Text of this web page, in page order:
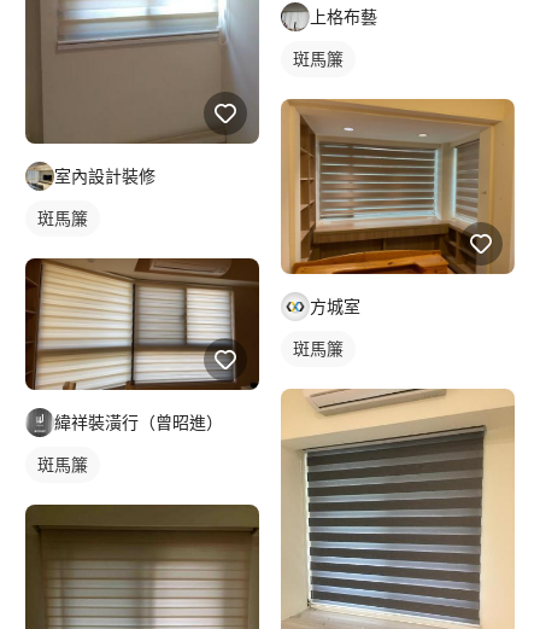
室內設計裝修
斑馬簾
緯祥裝潢行（曾昭進）
斑馬簾
上格布藝
斑馬簾
方城室
斑馬簾